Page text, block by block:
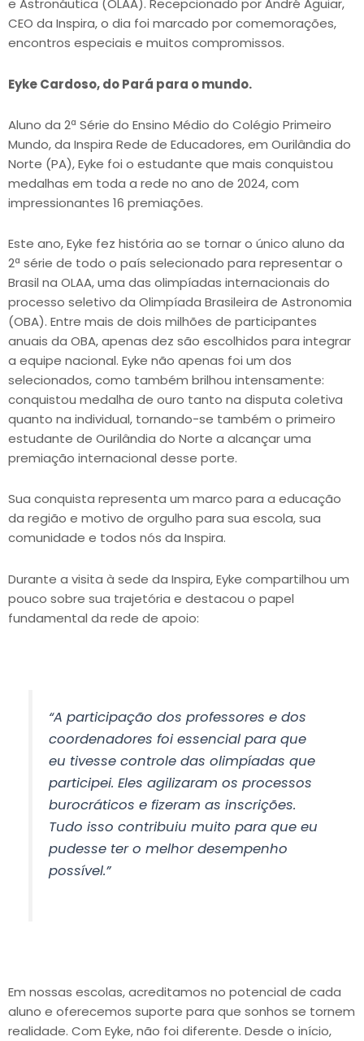
e Astronáutica (OLAA). Recepcionado por André Aguiar,
CEO da Inspira, o dia foi marcado por comemorações,
encontros especiais e muitos compromissos.
Eyke Cardoso, do Pará para o mundo.
Aluno da 2ª Série do Ensino Médio do Colégio Primeiro
Mundo, da Inspira Rede de Educadores, em Ourilândia do
Norte (PA), Eyke foi o estudante que mais conquistou
medalhas em toda a rede no ano de 2024, com
impressionantes 16 premiações.
Este ano, Eyke fez história ao se tornar o único aluno da
2ª série de todo o país selecionado para representar o
Brasil na OLAA, uma das olimpíadas internacionais do
processo seletivo da Olimpíada Brasileira de Astronomia
(OBA). Entre mais de dois milhões de participantes
anuais da OBA, apenas dez são escolhidos para integrar
a equipe nacional. Eyke não apenas foi um dos
selecionados, como também brilhou intensamente:
conquistou medalha de ouro tanto na disputa coletiva
quanto na individual, tornando-se também o primeiro
estudante de Ourilândia do Norte a alcançar uma
premiação internacional desse porte.
Sua conquista representa um marco para a educação
da região e motivo de orgulho para sua escola, sua
comunidade e todos nós da Inspira.
Durante a visita à sede da Inspira, Eyke compartilhou um
pouco sobre sua trajetória e destacou o papel
fundamental da rede de apoio:
“A participação dos professores e dos
coordenadores foi essencial para que
eu tivesse controle das olimpíadas que
participei. Eles agilizaram os processos
burocráticos e fizeram as inscrições.
Tudo isso contribuiu muito para que eu
pudesse ter o melhor desempenho
possível.”
Em nossas escolas, acreditamos no potencial de cada
aluno e oferecemos suporte para que sonhos se tornem
realidade. Com Eyke, não foi diferente. Desde o início,